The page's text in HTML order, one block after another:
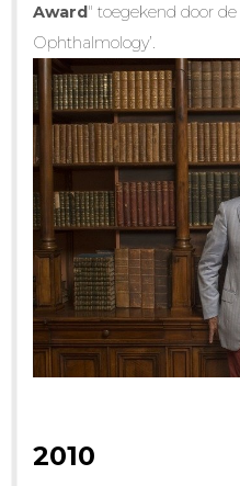
Award" toegekend door
Ophthalmology’.
2010